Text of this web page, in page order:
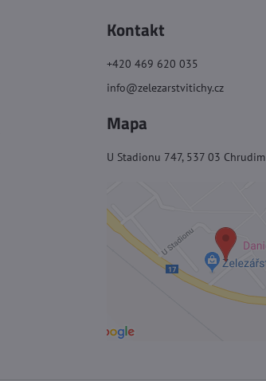
Kontakt
+420 469 620 035
info@zelezarstvitichy.cz
Mapa
U Stadionu 747, 537 03 Chrudim